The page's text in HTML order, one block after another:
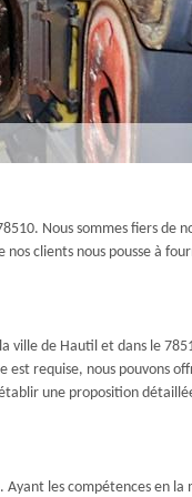
Nous sommes fiers de
clients nous pousse à
ville de Hautil et dans le
est requise, nous pouvons
une proposition
Ayant les compétences en la